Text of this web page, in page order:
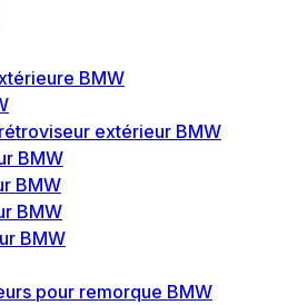
BMW
extérieur BMW
BMW
BMW
BMW
BMW
pour remorque BMW